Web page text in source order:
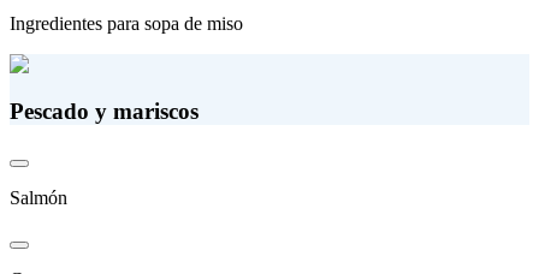
Ingredientes para sopa de miso
Pescado y mariscos
Salmón